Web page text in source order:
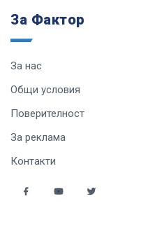
За Фактор
За нас
Общи условия
Поверителност
За реклама
Контакти